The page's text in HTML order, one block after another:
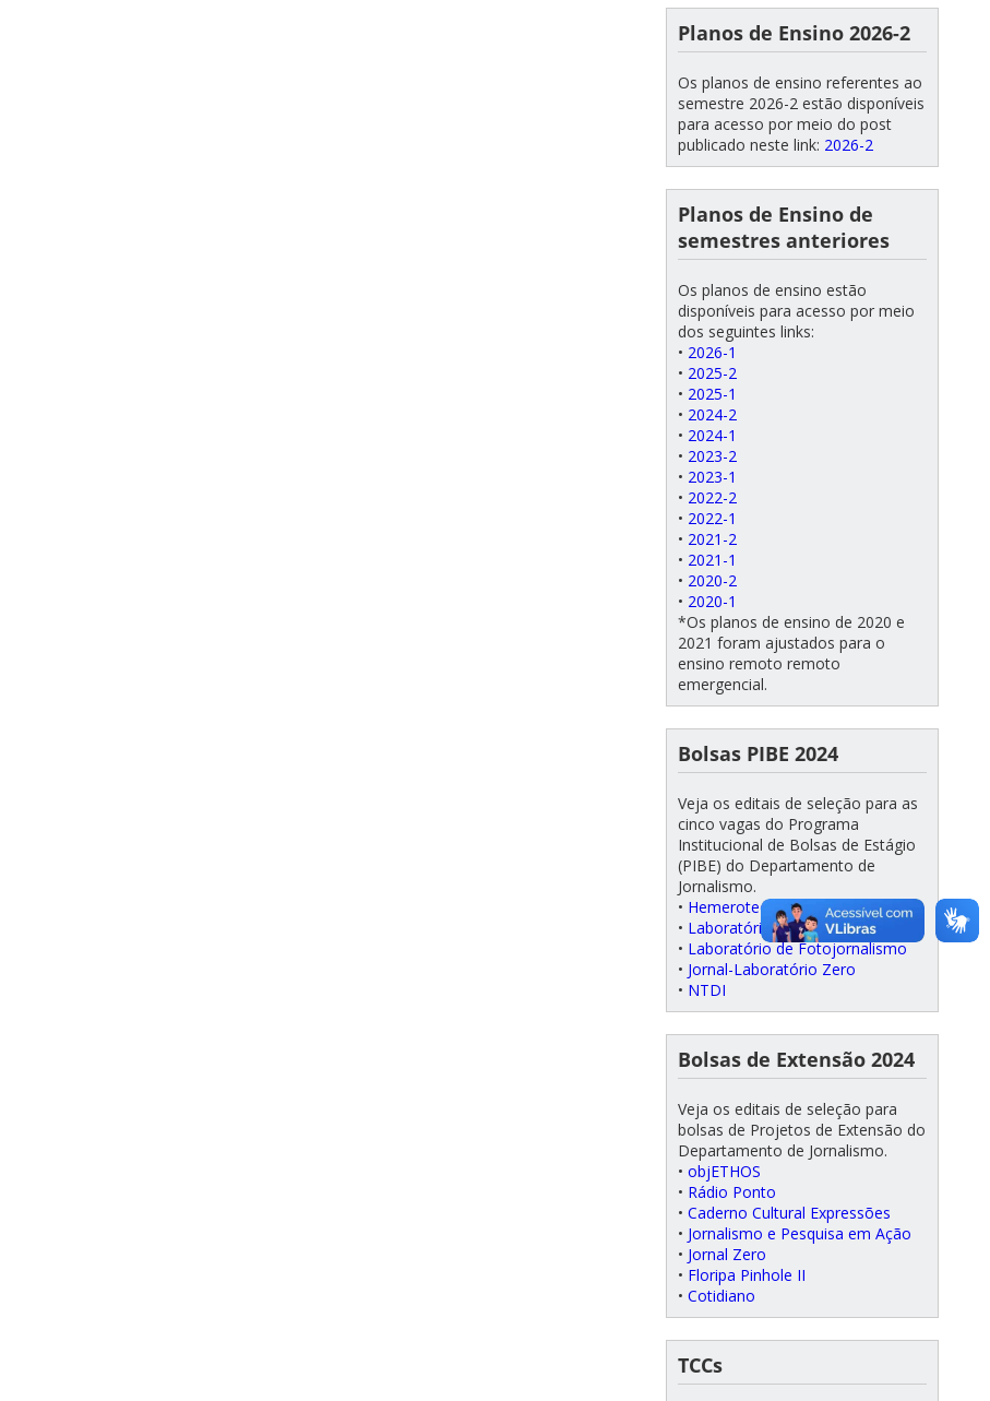
Planos de Ensino 2026-2
Os planos de ensino referentes ao
semestre 2026-2 estão disponíveis
para acesso por meio do post
publicado neste link: 2026-2
Planos de Ensino de
semestres anteriores
Os planos de ensino estão
disponíveis para acesso por meio
dos seguintes links:
• 2026-1
• 2025-2
• 2025-1
• 2024-2
• 2024-1
• 2023-2
• 2023-1
• 2022-2
• 2022-1
• 2021-2
• 2021-1
• 2020-2
• 2020-1
*Os planos de ensino de 2020 e
2021 foram ajustados para o
ensino remoto remoto
emergencial.
Bolsas PIBE 2024
Veja os editais de seleção para as
cinco vagas do Programa
Institucional de Bolsas de Estágio
(PIBE) do Departamento de
Jornalismo.
• Hemeroteca/Coordenação
• Laboratório de Radiojornalismo
• Laboratório de Fotojornalismo
• Jornal-Laboratório Zero
• NTDI
Bolsas de Extensão 2024
Veja os editais de seleção para
bolsas de Projetos de Extensão do
Departamento de Jornalismo.
• objETHOS
• Rádio Ponto
• Caderno Cultural Expressões
• Jornalismo e Pesquisa em Ação
• Jornal Zero
• Floripa Pinhole II
• Cotidiano
TCCs